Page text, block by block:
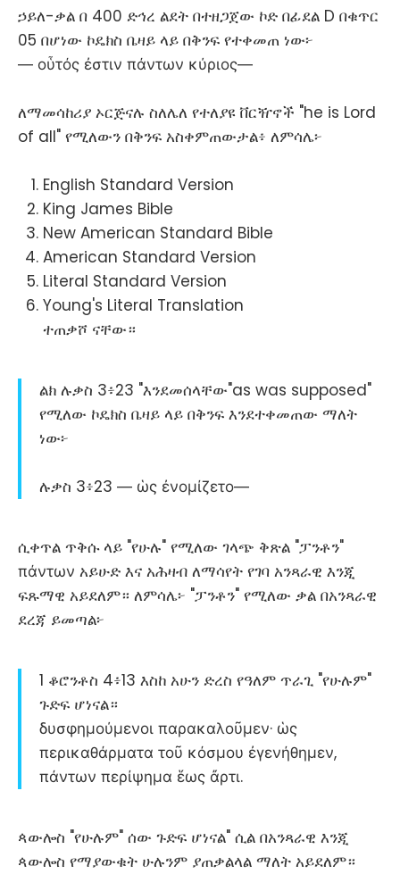
ኃይለ-ቃል በ 400 ድኅረ ልደት በተዘጋጀው ኮድ በፊደል D በቁጥር
05 በሆነው ኮዴክስ ቤዛይ ላይ በቅንፍ የተቀመጠ ነው፦
― οὗτός ἐστιν πάντων κύριος―
ለማመሳከሪያ ኦርጅናሉ ስለሌለ የተለያዩ ቨርዥኖች "he is Lord
of all" የሚለውን በቅንፍ አስቀምጠውታል፥ ለምሳሌ፦
English Standard Version
King James Bible
New American Standard Bible
American Standard Version
Literal Standard Version
Young's Literal Translation
ተጠቃሾ ናቸው።
ልክ ሉቃስ 3፥23 "እንደመሰላቸው"as was supposed"
የሚለው ኮዴክስ ቤዛይ ላይ በቅንፍ እንደተቀመጠው ማለት
ነው፦
ሉቃስ 3፥23 ― ὡς ἐνομίζετο―
ሲቀጥል ጥቅሱ ላይ "የሁሉ" የሚለው ገላጭ ቅጽል "ፓንቶን"
πάντων አይሁድ እና አሕዛብ ለማሳየት የገባ አንጻራዊ እንጂ
ፍጹማዊ አይደለም። ለምሳሌ፦ "ፓንቶን" የሚለው ቃል በአንጻራዊ
ደረጃ ይመጣል፦
1 ቆሮንቶስ 4፥13 እስከ አሁን ድረስ የዓለም ጥራጊ "የሁሉም"
ጉድፍ ሆነናል።
δυσφημούμενοι παρακαλοῦμεν· ὡς
περικαθάρματα τοῦ κόσμου ἐγενήθημεν,
πάντων περίψημα ἕως ἄρτι.
ጳውሎስ "የሁሉም" ሰው ጉድፍ ሆነናል" ሲል በአንጻራዊ እንጂ
ጳውሎስ የማያውቁት ሁሉንም ያጠቃልላል ማለት አይደለም።